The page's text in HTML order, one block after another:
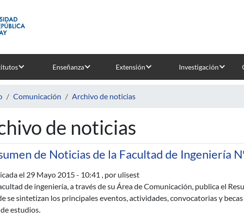
Enseñanza Extensión Investigación
Comunicación Archivo de noticias
de noticias
de Noticias de la Facultad de Ingeniería
el 29 Mayo 2015 - 10:41 , por ulisest
de ingeniería, a través de su Área de Comunicación, publica el
se sintetizan los principales eventos, actividades, convocatorias y
estudios.